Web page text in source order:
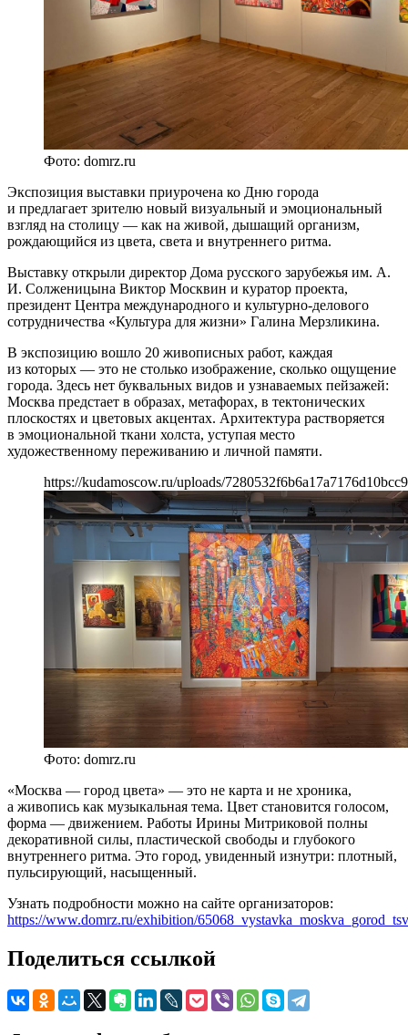
Фото: domrz.ru
Экспозиция выставки приурочена ко Дню города
и предлагает зрителю новый визуальный и эмоциональный
взгляд на столицу — как на живой, дышащий организм,
рождающийся из цвета, света и внутреннего ритма.
Выставку открыли директор Дома русского зарубежья им. А.
И. Солженицына Виктор Москвин и куратор проекта,
президент Центра международного и культурно-делового
сотрудничества «Культура для жизни» Галина Мерзликина.
В экспозицию вошло 20 живописных работ, каждая
из которых — это не столько изображение, сколько ощущение
города. Здесь нет буквальных видов и узнаваемых пейзажей:
Москва предстает в образах, метафорах, в тектонических
плоскостях и цветовых акцентах. Архитектура растворяется
в эмоциональной ткани холста, уступая место
художественному переживанию и личной памяти.
https://kudamoscow.ru/uploads/
Фото: domrz.ru
«Москва — город цвета» — это не карта и не хроника,
а живопись как музыкальная тема. Цвет становится голосом,
форма — движением. Работы Ирины Митриковой полны
декоративной силы, пластической свободы и глубокого
внутреннего ритма. Это город, увиденный изнутри: плотный,
пульсирующий, насыщенный.
Узнать подробности можно на сайте организаторов:
https://www.domrz.ru/exhibition/
Поделиться ссылкой